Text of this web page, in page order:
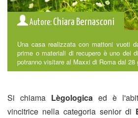
Autore: Chiara Bernasconi
Una casa realizzata con mattoni vuoti
prime o materiali di recupero è uno dei
potranno visitare al Maxxi di Roma dal 28
Si chiama Lègologica ed è
vincitrice nella categoria senior di